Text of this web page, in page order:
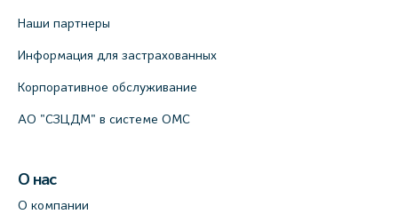
Наши партнеры
Информация для застрахованных
Корпоративное обслуживание
АО "СЗЦДМ" в системе ОМС
О нас
О компании